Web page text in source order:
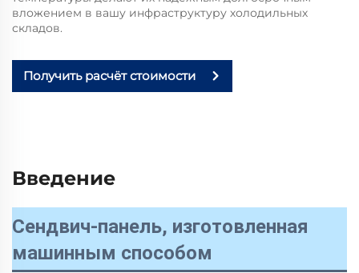
вложением в вашу инфраструктуру холодильных
складов.
Получить расчёт стоимости
Введение
Сендвич-панель, изготовленная
машинным способом